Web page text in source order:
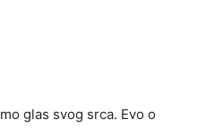
glas svog srca. Evo o